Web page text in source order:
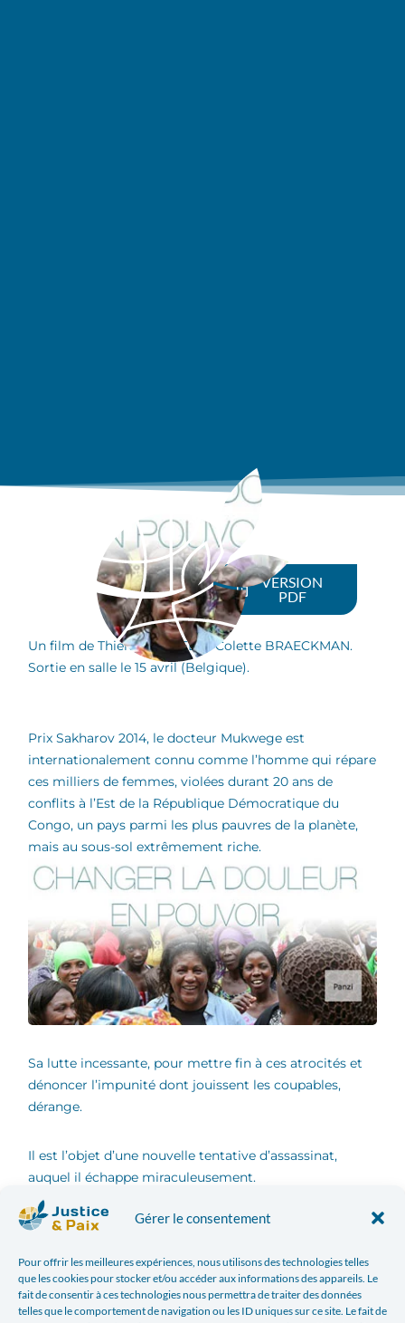
Gérer le consentement
Pour offrir les meilleures expériences, nous utilisons des technologies telles
que les cookies pour stocker et/ou accéder aux informations des appareils. Le
fait de consentir à ces technologies nous permettra de traiter des données
telles que le comportement de navigation ou les ID uniques sur ce site. Le fait de
VERSION
PDF
Un film de Thierry MICHEL et Colette BRAECKMAN.
Sortie en salle le 15 avril (Belgique).
Prix Sakharov 2014, le docteur Mukwege est
internationalement connu comme l’homme qui répare
ces milliers de femmes, violées durant 20 ans de
conflits à l’Est de la République Démocratique du
Congo, un pays parmi les plus pauvres de la planète,
mais au sous-sol extrêmement riche.
Sa lutte incessante, pour mettre fin à ces atrocités et
dénoncer l’impunité dont jouissent les coupables,
dérange.
Il est l’objet d’une nouvelle tentative d’assassinat,
auquel il échappe miraculeusement.
Menacé de mort, ce médecin au destin exceptionnel
sous la protection des Casques bleus.
Mais il n’est plus seul à lutter. A ses côtés, ces femmes